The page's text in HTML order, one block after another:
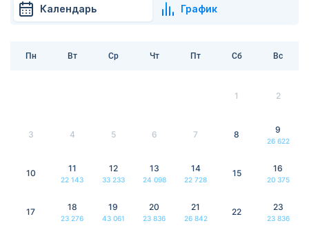
Календарь График
Пн Вт Ср Чт Пт Сб Вс
1 2
3 4 5 6 7 8 9
26 622
10 11
22 143
12
33 233
13
24 098
14
22 728
15 16
20 375
17 18
23 276
19
43 061
20
23 836
21
26 842
22 23
23 836